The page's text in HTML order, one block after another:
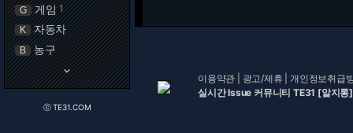
G 게임 1
K 자동차
B 농구
keyboard_arrow_down
ⓒ TE31.COM
이용약관 광고/제휴 |개인정보취급
실시간 Issue 커뮤니티 TE31 [알지